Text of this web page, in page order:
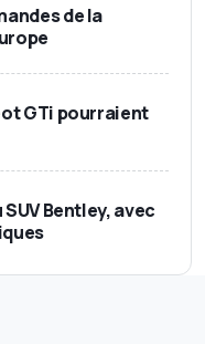
de la
GTi pourraient
Bentley, avec